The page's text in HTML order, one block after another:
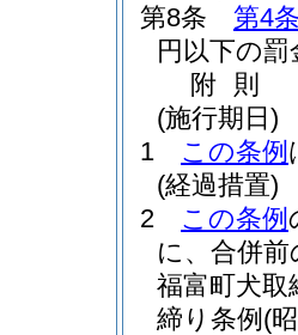
第8条
第4
円以下の
附 則
(施行期日)
1
この条例
(経過措置)
2
この条例
に、合併
福富町犬取
締り条例 (